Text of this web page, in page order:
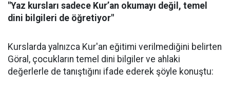
"Yaz kursları sadece Kur’an okumayı değil, temel
dini bilgileri de öğretiyor"
Kurslarda yalnızca Kur'an eğitimi verilmediğini belirten
Göral, çocukların temel dini bilgiler ve ahlaki
değerlerle de tanıştığını ifade ederek şöyle konuştu: